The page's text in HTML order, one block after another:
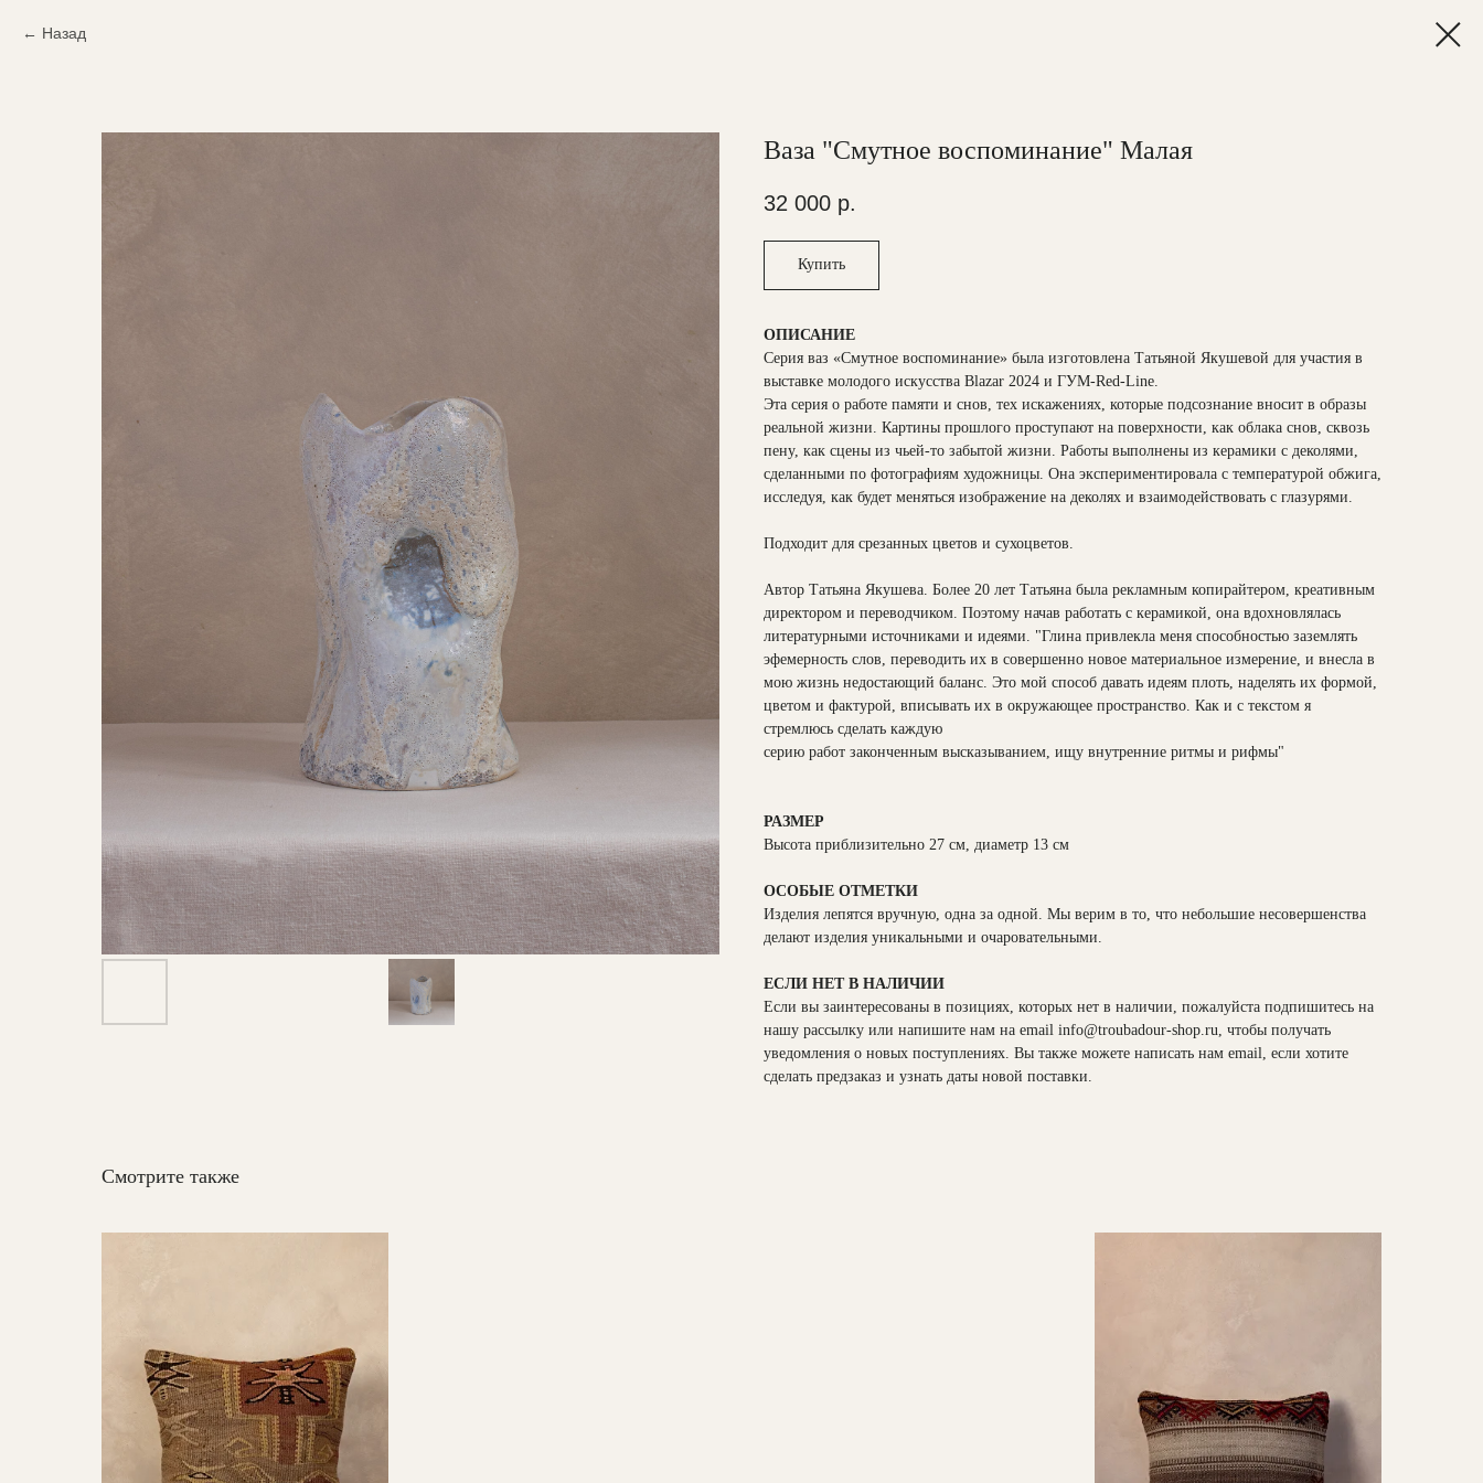
Назад
Ваза "Смутное воспоминание" Малая
32 000 р.
Купить
ОПИСАНИЕ
Серия ваз «Смутное воспоминание» была изготовлена Татьяной Якушевой для участия в
выставке молодого искусства Blazar 2024 и ГУМ-Red-Line.
Эта серия о работе памяти и снов, тех искажениях, которые подсознание вносит в образы
реальной жизни. Картины прошлого проступают на поверхности, как облака снов, сквозь
пену, как сцены из чьей-то забытой жизни. Работы выполнены из керамики с деколями,
сделанными по фотографиям художницы. Она экспериментировала с температурой обжига,
исследуя, как будет меняться изображение на деколях и взаимодействовать с глазурями.
Подходит для срезанных цветов и сухоцветов.
Автор Татьяна Якушева. Более 20 лет Татьяна была рекламным копирайтером, креативным
директором и переводчиком. Поэтому начав работать с керамикой, она вдохновлялась
литературными источниками и идеями. "Глина привлекла меня способностью заземлять
эфемерность слов, переводить их в совершенно новое материальное измерение, и внесла в
мою жизнь недостающий баланс. Это мой способ давать идеям плоть, наделять их формой,
цветом и фактурой, вписывать их в окружающее пространство. Как и с текстом я
стремлюсь сделать каждую
серию работ законченным высказыванием, ищу внутренние ритмы и рифмы"
РАЗМЕР
Высота приблизительно 27 см, диаметр 13 см
ОСОБЫЕ ОТМЕТКИ
Изделия лепятся вручную, одна за одной. Мы верим в то, что небольшие несовершенства
делают изделия уникальными и очаровательными.
ЕСЛИ НЕТ В НАЛИЧИИ
Если вы заинтересованы в позициях, которых нет в наличии, пожалуйста подпишитесь на
нашу рассылку или напишите нам на email info@troubadour-shop.ru, чтобы получать
уведомления о новых поступлениях. Вы также можете написать нам email, если хотите
сделать предзаказ и узнать даты новой поставки.
Смотрите также